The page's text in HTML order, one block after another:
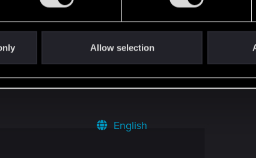
Allow selection
Apartment
English